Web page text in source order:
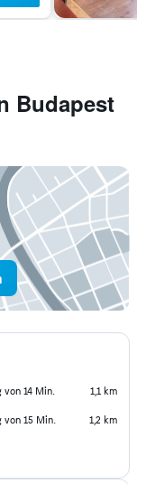
Budapest
von 14 Min. 1,1 km
von 15 Min. 1,2 km